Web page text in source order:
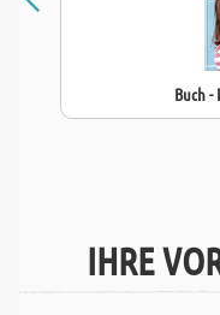
Buch -
IHRE